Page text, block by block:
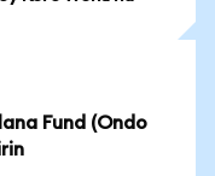
Fund (Ondo